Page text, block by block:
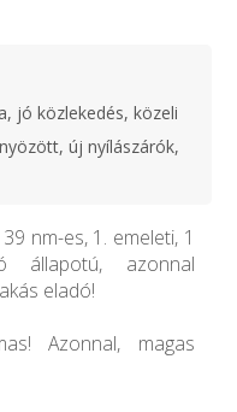
jó közlekedés, közeli
új nyílászárók,
nm-es, 1. emeleti, 1
állapotú, azonnal
eladó!
Azonnal, magas